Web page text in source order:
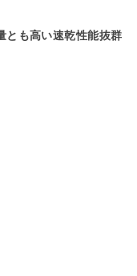
とも高い速乾性能抜群